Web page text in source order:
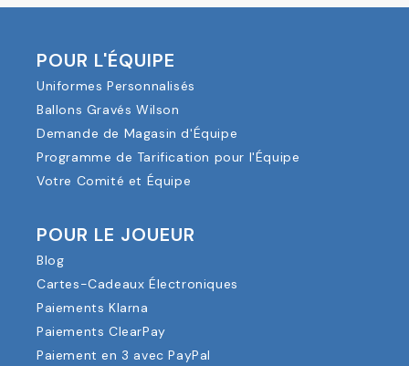
POUR L'ÉQUIPE
Uniformes Personnalisés
Ballons Gravés Wilson
Demande de Magasin d'Équipe
Programme de Tarification pour l'Équipe
Votre Comité et Équipe
POUR LE JOUEUR
Blog
Cartes-Cadeaux Électroniques
Paiements Klarna
Paiements ClearPay
Paiement en 3 avec PayPal